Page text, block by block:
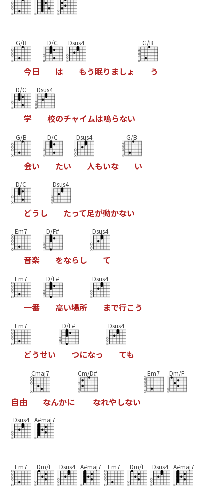
G/B
今日
D/C
は
Dsus4
もう眠り ましょ
G/B
う
D/C
学
Dsus4
校のチャイムは鳴らない
G/B
会い
D/C
たい
Dsus4
人もいな
G/B
い
D/C
どう し
Dsus4
たって足が動かない
Em7
音楽
D/F#
をなら し
Dsus4
て
Em7
一番
D/F#
高い場所
Dsus4
まで行こ う
Em7
どうせい
D/F#
つになっ
Dsus4
ても
自由
Cmaj7
なんかに
Cm/D#
なれやしない
Em7 Dm/F
Dsus4 A#maj7
Em7 Dm/F Dsus4 A#maj7 Em7 Dm/F Dsus4 A#maj7